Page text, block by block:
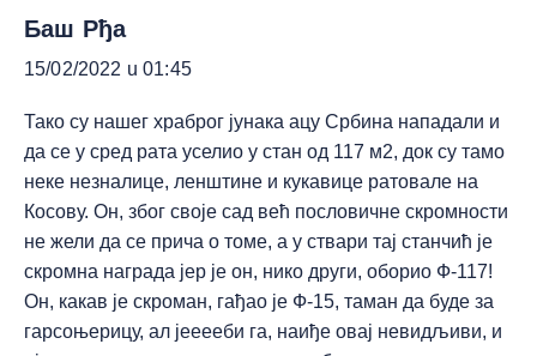
Баш Рђа
15/02/2022 u 01:45
Тако су нашег храброг јунака ацу Србина нападали и
да се у сред рата уселио у стан од 117 м2, док су тамо
неке незналице, ленштине и кукавице ратовале на
Косову. Он, због своје сад већ пословичне скромности
не жели да се прича о томе, а у ствари тај станчић је
скромна награда јер је он, нико други, оборио Ф-117!
Он, какав је скроман, гађао је Ф-15, таман да буде за
гарсоњерицу, ал јееееби га, наиђе овај невидљиви, и